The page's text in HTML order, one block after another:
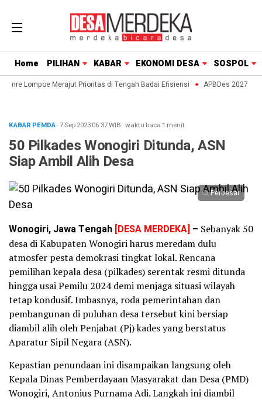
Home PILIHAN KABAR EKONOMI DESA SOSPOL
Lompoe Merajut Prioritas di Tengah Badai Efisiensi APBDes 2027:
KABAR PEMDA· 7 Sep 202306:37WIB ·waktu baca 1 menit
50 Pilkades Wonogiri Ditunda, ASN
Siap Ambil Alih Desa
Perbesar
Wonogiri, Jawa Tengah [DESA MERDEKA] – Sebanyak 50
desa di Kabupaten Wonogiri harus meredam dulu
atmosfer pesta demokrasi tingkat lokal. Rencana
pemilihan kepala desa (pilkades) serentak resmi ditunda
hingga usai Pemilu 2024 demi menjaga situasi wilayah
tetap kondusif. Imbasnya, roda pemerintahan dan
pembangunan di puluhan desa tersebut kini bersiap
diambil alih oleh Penjabat (Pj) kades yang berstatus
Aparatur Sipil Negara (ASN).
Kepastian penundaan ini disampaikan langsung oleh
Kepala Dinas Pemberdayaan Masyarakat dan Desa (PMD)
Wonogiri, Antonius Purnama Adi. Langkah ini diambil